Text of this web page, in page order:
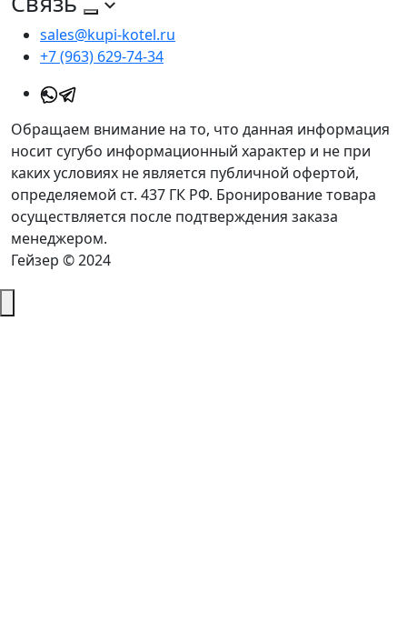
sales@kupi-kotel.ru
+7 (963) 629-74-34
Обращаем внимание на то, что данная информация
носит сугубо информационный характер и не при
каких условиях не является публичной офертой,
определяемой ст. 437 ГК РФ. Бронирование товара
осуществляется после подтверждения заказа
менеджером.
Гейзер © 2024